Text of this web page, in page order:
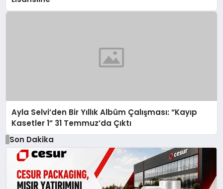
Ayla Selvi’den Bir Yıllık Albüm Çalışması: “Kayıp
Kasetler 1” 31 Temmuz’da Çıktı
Son Dakika